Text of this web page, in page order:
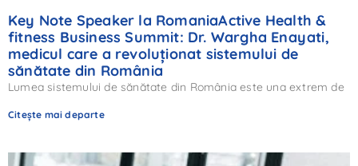
Key Note Speaker la RomaniaActive Health &
fitness Business Summit: Dr. Wargha Enayati,
medicul care a revoluționat sistemului de
sănătate din România
Lumea sistemului de sănătate din România este una extrem de
Citește mai departe